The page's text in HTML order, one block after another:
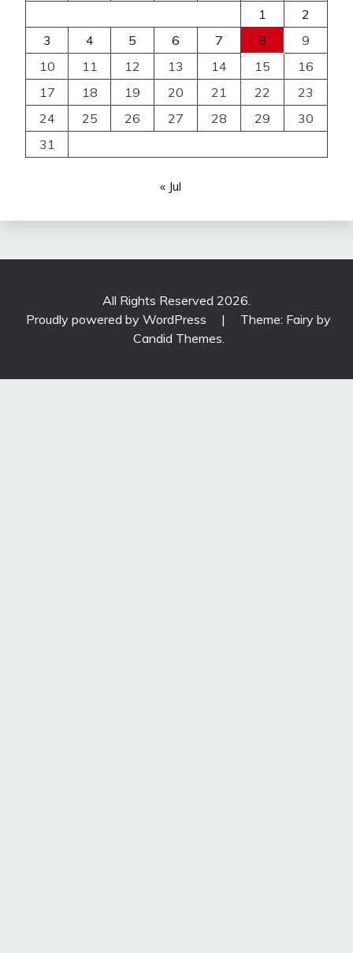
1
2
3
4 5 6 7 8
9
10
11 12 13 14 15
16
17
18 19 20 21 22
23
24
25 26 27 28 29
30
31
« Jul
All Rights Reserved 2026.
Proudly powered by WordPress
|
Theme: Fairy by
Candid Themes.